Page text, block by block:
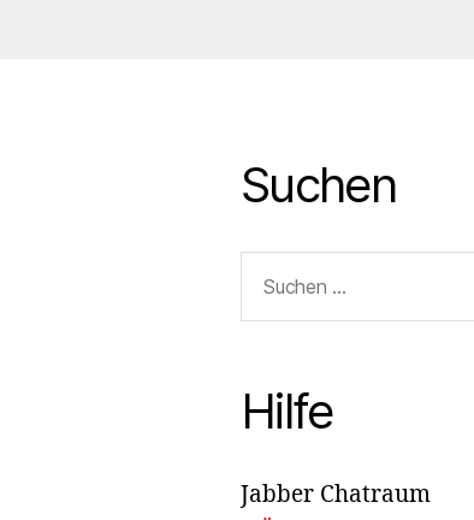
Suchen
nach:
Hilfe
Jabber Chatraum